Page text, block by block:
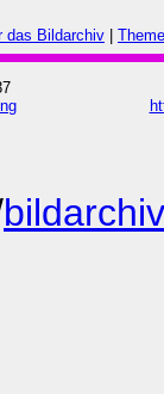
das Bildarchiv
bildarchiv